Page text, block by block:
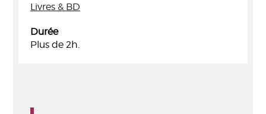
Livres & BD
Durée
Plus de 2h.